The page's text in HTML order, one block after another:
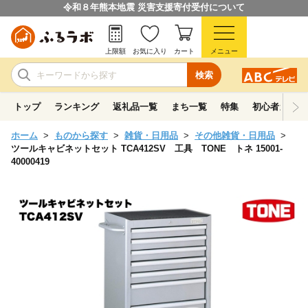
令和８年熊本地震 災害支援寄付受付について
検索
上限額 お気に入り カート メニュー
トップ ランキング 返礼品一覧 まち一覧 特集 初心者ガイド
ホーム ものから探す 雑貨・日用品
その他雑貨・日用品
ツールキャビネットセット TCA412SV 工具 TONE トネ 15001-
40000419